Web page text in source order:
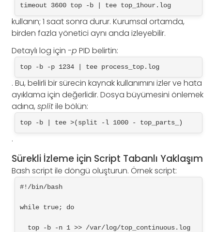
timeout 3600 top -b | tee top_1hour.log
kullanın; 1 saat sonra durur. Kurumsal ortamda,
birden fazla yönetici aynı anda izleyebilir.
Detaylı log için -p PID belirtin:
top -b -p 1234 | tee process_top.log
. Bu, belirli bir sürecin kaynak kullanımını izler ve hata
ayıklama için değerlidir. Dosya büyümesini önlemek
adına, splitile bölün:
top -b | tee >(split -l 1000 - top_parts_)
.
Sürekli İzleme için Script Tabanlı Yaklaşım
Bash script ile döngü oluşturun. Örnek script:
#!/bin/bash
while true; do
  top -b -n 1 >> /var/log/top_continuous.log